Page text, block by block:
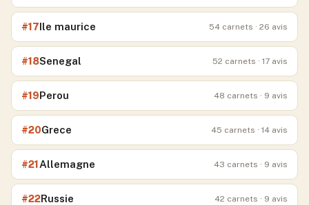
#17Ile maurice 54 carnets · 26 avis
#18Senegal 52 carnets · 17 avis
#19Perou 48 carnets · 9 avis
#20Grece 45 carnets · 14 avis
#21Allemagne 43 carnets · 9 avis
#22Russie 42 carnets · 9 avis